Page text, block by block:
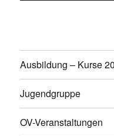
Ausbildung – Kurse
Jugendgruppe
OV-Veranstaltungen